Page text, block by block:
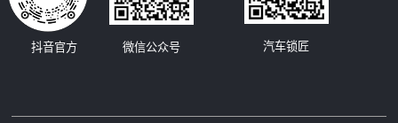
微信公众号
抖音官方 汽车锁匠